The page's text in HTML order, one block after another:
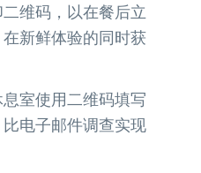
维码，以在餐后立
新鲜体验的同时获
室使用二维码填写
电子邮件调查实现